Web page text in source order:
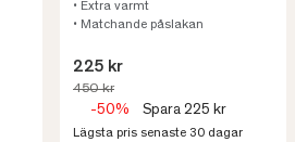
• Extra varmt
• Matchande påslakan
225 kr
450 kr
-50% Spara 225 kr
Lägsta pris senaste 30 dagar